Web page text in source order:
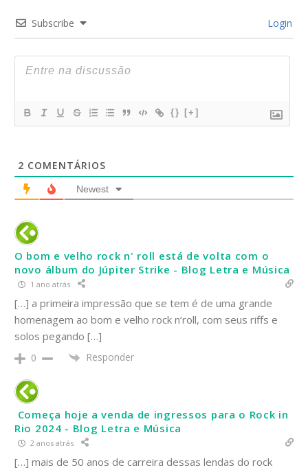
Subscribe Login
{} [+]
2 COMENTÁRIOS
Newest
O bom e velho rock n' roll está de volta com o
novo álbum do Júpiter Strike - Blog Letra e Música
1 ano atrás
[…] a primeira impressão que se tem é de uma grande
homenagem ao bom e velho rock n’roll, com seus riffs e
solos pegando […]
0 Responder
Começa hoje a venda de ingressos para o Rock in
Rio 2024 - Blog Letra e Música
2 anos atrás
[…] mais de 50 anos de carreira dessas lendas do rock